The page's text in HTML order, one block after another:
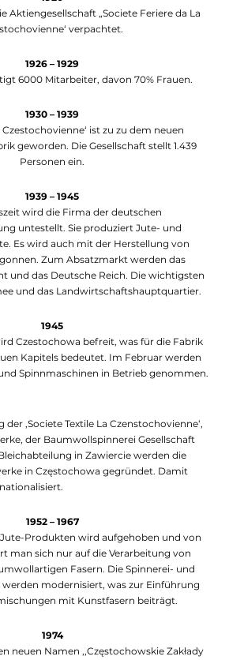
Aktiengesellschaft „Societe Feriere da La
verpachtet.
1926 – 1929
6000 Mitarbeiter, davon 70% Frauen.
1930 – 1939
Czestochovienne‘ ist zu zu dem neuen
geworden. Die Gesellschaft stellt 1.439
Personen ein.
1939 – 1945
wird die Firma der deutschen
untestellt. Sie produziert Jute- und
Es wird auch mit der Herstellung von
Zum Absatzmarkt werden das
und das Deutsche Reich. Die wichtigsten
und das Landwirtschaftshauptquartier.
1945
Czestochowa befreit, was für die Fabrik
Kapitels bedeutet. Im Februar werden
Spinnmaschinen in Betrieb genommen.
‚Societe Textile La Czenstochovienne‘,
der Baumwollspinnerei Gesellschaft
in Zawiercie werden die
in Częstochowa gegründet. Damit
1952 – 1967
Produkten wird aufgehoben und von
man sich nur auf die Verarbeitung von
Fasern. Die Spinnerei- und
modernisiert, was zur Einführung
mit Kunstfasern beiträgt.
1974
neuen Namen ,,Częstochowskie Zakłady